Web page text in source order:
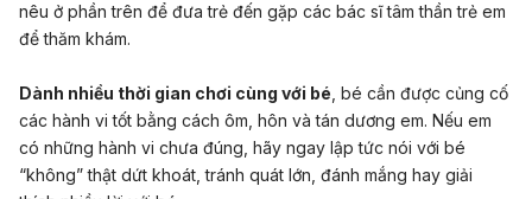
nêu ở phần trên để đưa trẻ đến gặp các bác sĩ tâm thần trẻ em
để thăm khám.
Dành nhiều thời gian chơi cùng với bé , bé cần được củng cố
các hành vi tốt bằng cách ôm, hôn và tán dương em. Nếu em
có những hành vi chưa đúng, hãy ngay lập tức nói với bé
“không” thật dứt khoát, tránh quát lớn, đánh mắng hay giải